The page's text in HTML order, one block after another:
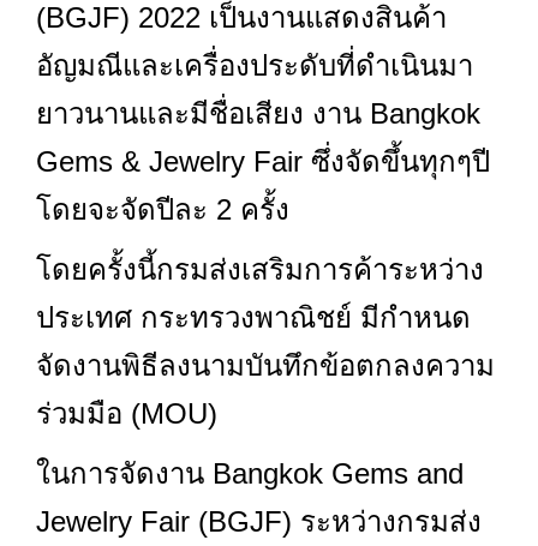
(BGJF) 2022 เป็นงานแสดงสินค้า
อัญมณีและเครื่องประดับที่ดำเนินมา
ยาวนานและมีชื่อเสียง งาน Bangkok
Gems & Jewelry Fair ซึ่งจัดขึ้นทุกๆปี
โดยจะจัดปีละ 2 ครั้ง
โดยครั้งนี้กรมส่งเสริมการค้าระหว่าง
ประเทศ กระทรวงพาณิชย์ มีกำหนด
จัดงานพิธีลงนามบันทึกข้อตกลงความ
ร่วมมือ (MOU)
ในการจัดงาน Bangkok Gems and
Jewelry Fair (BGJF) ระหว่างกรมส่ง